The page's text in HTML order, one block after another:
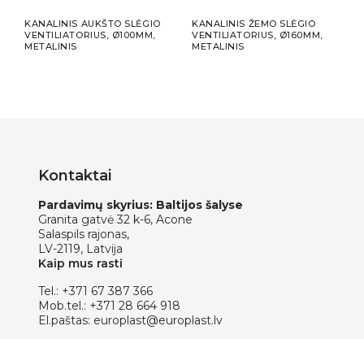
KANALINIS AUKŠTO SLĖGIO
VENTILIATORIUS, Ø100MM,
METALINIS
KANALINIS ŽEMO SLĖGIO
VENTILIATORIUS, Ø160MM,
METALINIS
Kontaktai
Pardavimų skyrius: Baltijos šalyse
Granita gatvė 32 k-6, Acone
Salaspils rajonas,
LV-2119, Latvija
Kaip mus rasti
Tel.: +371 67 387 366
Mob.tel.: +371 28 664 918
El.paštas: europlast@europlast.lv